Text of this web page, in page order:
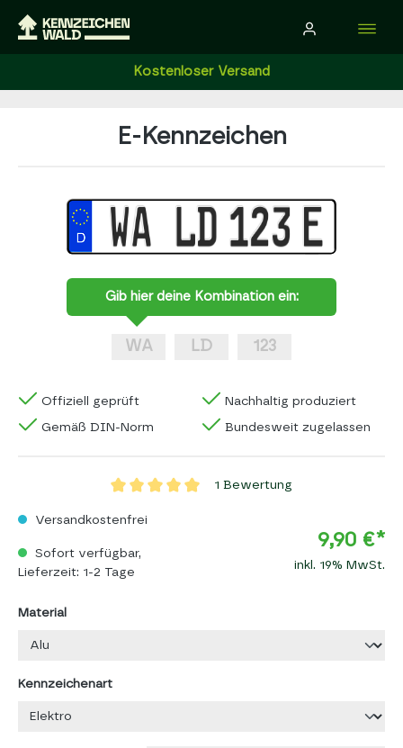
Kostenloser Versand
E-Kennzeichen
Gib hier deine Kombination ein:
Offiziell geprüft
Gemäß DIN-Norm
Nachhaltig produziert
Bundesweit zugelassen
1 Bewertung
Versandkostenfrei
Sofort verfügbar,
Lieferzeit: 1-2 Tage
9,90 €*
inkl. 19% MwSt.
Material
Kennzeichenart